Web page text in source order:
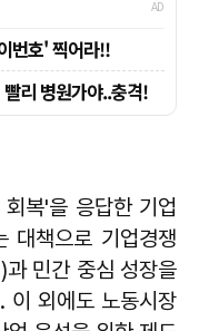
복'을 응답한 기업
대책으로 기업경쟁
민간 중심 성장을
이 외에도 노동시장